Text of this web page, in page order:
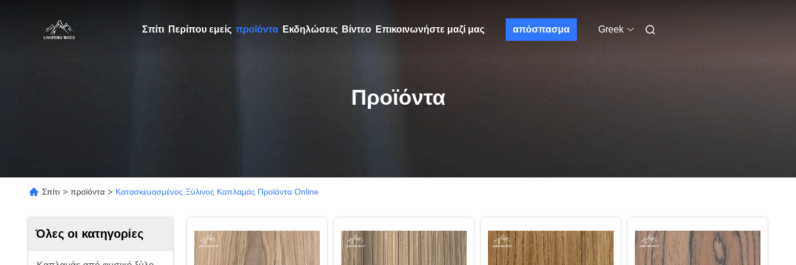
Σπίτι Περίπου εμείς προϊόντα Εκδηλώσεις Βίντεο Επικοινωνήστε μαζί μας απόσπασμα Greek
Προϊόντα
Σπίτι > προϊόντα > Κατασκευασμένος Ξύλινος Καπλαμάς Προϊόντα Online
Όλες οι κατηγορίες